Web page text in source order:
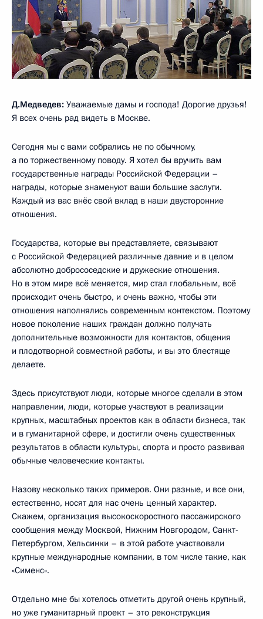
Д.Медведев: Уважаемые дамы и господа! Дорогие друзья!
Я всех очень рад видеть в Москве.
Сегодня мы с вами собрались не по обычному,
а по торжественному поводу. Я хотел бы вручить вам
государственные награды Российской Федерации –
награды, которые знаменуют ваши большие заслуги.
Каждый из вас внёс свой вклад в наши двусторонние
отношения.
Государства, которые вы представляете, связывают
с Российской Федерацией различные давние и в целом
абсолютно добрососедские и дружеские отношения.
Но в этом мире всё меняется, мир стал глобальным, всё
происходит очень быстро, и очень важно, чтобы эти
отношения наполнялись современным контекстом. Поэтому
новое поколение наших граждан должно получать
дополнительные возможности для контактов, общения
и плодотворной совместной работы, и вы это блестяще
делаете.
Здесь присутствуют люди, которые многое сделали в этом
направлении, люди, которые участвуют в реализации
крупных, масштабных проектов как в области бизнеса, так
и в гуманитарной сфере, и достигли очень существенных
результатов в области культуры, спорта и просто развивая
обычные человеческие контакты.
Назову несколько таких примеров. Они разные, и все они,
естественно, носят для нас очень ценный характер.
Скажем, организация высокоскоростного пассажирского
сообщения между Москвой, Нижним Новгородом, Санкт-
Петербургом, Хельсинки – в этой работе участвовали
крупные международные компании, в том числе такие, как
«Сименс».
Отдельно мне бы хотелось отметить другой очень крупный,
но уже гуманитарный проект – это реконструкция